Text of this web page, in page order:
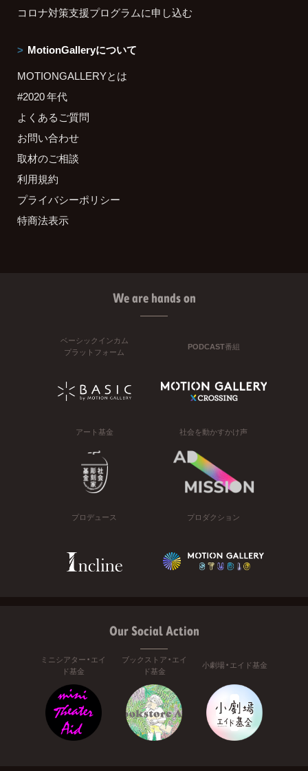
コロナ対策支援プログラムに申し込む
MotionGalleryについて
MOTIONGALLERYとは
#2020 年代
よくあるご質問
お問い合わせ
取材のご相談
利用規約
プライバシーポリシー
特商法表示
We are hands on
ベーシックインカム
プラットフォーム
PODCAST番組
アート基金 社会を動かすかけ声
プロデュース プロダクション
Our Social Action
ミニシアター・エイ
ド基金
ブックストア・エイ
ド基金
小劇場・エイド基金